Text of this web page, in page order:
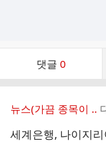
댓글 0
댓
뉴스(가끔 종목이 ..